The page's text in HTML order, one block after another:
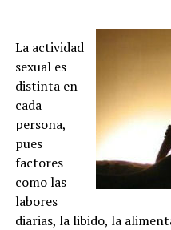
La actividad
sexual es
distinta en
cada
persona,
pues
factores
como las
labores
diarias, la libido, la